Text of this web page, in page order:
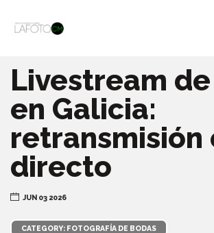
Livestream
en Galicia:
retransmisión
directo
JUN 03 2026
CATEGORY: FOTOGRAFÍA DE BODAS